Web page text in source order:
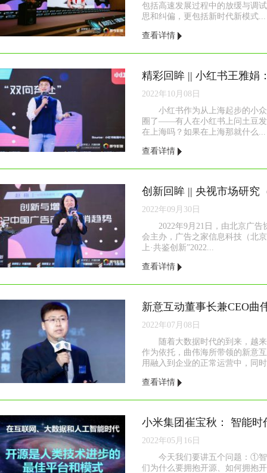
包括高速发展过程中的放缓与调
思和纠偏，更包括新时代新模式...
查看详情
2022年10月08日
小红书作为从上海起步的小
圈了——有人在小红书上问土豆
在上海吗？如果在上海那就什么...
查看详情
2022年09月30日
2022年9月21日，由北京广
会主办，广告之家信息科技（北
上·共鉴创新”2022...
查看详情
2022年07月08日
随着大数据时代的到来，越
作为依托，曲伟海所带领的新意
用融入到企业的正常运营中，同
查看详情
小米集团崔宝秋： 智能时
2022年05月16日
今天我们要讲五个问题：①
们为什么要拥抱开源、如何拥抱